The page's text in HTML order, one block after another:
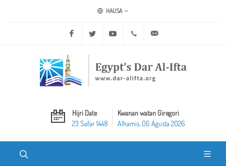
HAUSA
Facebook Twitter Youtube +20 2 25970400
Hijri Date
23 Safar 1448
Kwanan watan Giregori
Alhamis, 06 Agusta 2026